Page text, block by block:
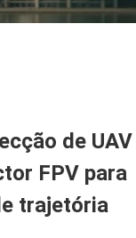
de
FPV para
trajetória